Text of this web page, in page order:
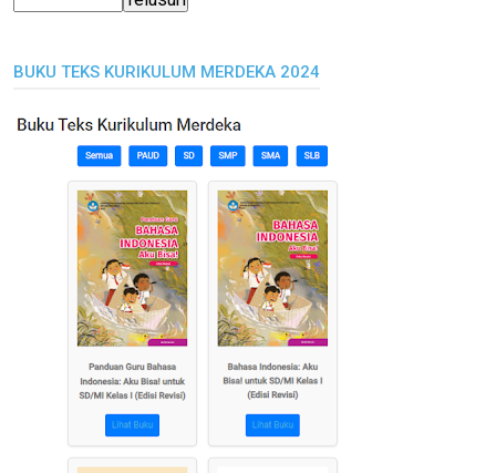
BUKU TEKS KURIKULUM MERDEKA 2024